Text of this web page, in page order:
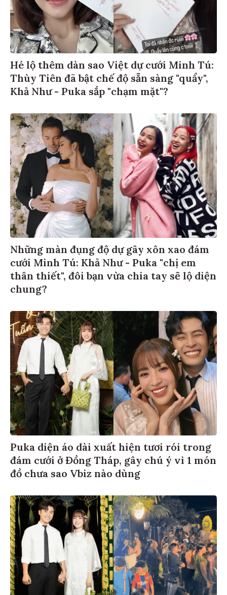
Hé lộ thêm dàn sao Việt dự cưới Minh Tú:
Thùy Tiên đã bật chế độ sẵn sàng "quẩy",
Khả Như - Puka sắp "chạm mặt"?
Những màn đụng độ dự gây xôn xao đám
cưới Minh Tú: Khả Như - Puka "chị em
thân thiết", đôi bạn vừa chia tay sẽ lộ diện
chung?
Puka diện áo dài xuất hiện tươi rói trong
đám cưới ở Đồng Tháp, gây chú ý vì 1 món
đồ chưa sao Vbiz nào dùng